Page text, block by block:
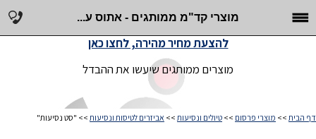
מוצרי קד"מ ממותגים - אתוס ע...
מוצרים ממותגים שיעשו את ההבדל
להצעת מחיר מהירה, לחצו כאן
דף הבית >> מוצרי פרסום >> טיולים ונסיעות >> אביזרים לטיסות ונסיעות >> "סט נסיעות"